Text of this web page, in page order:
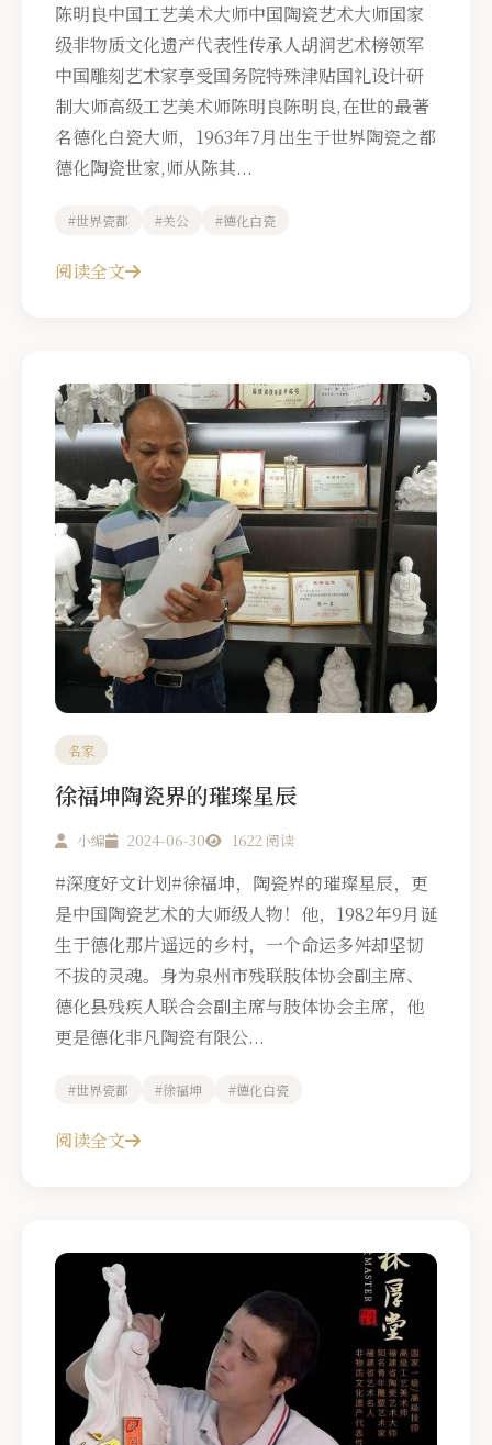
陈明良中国工艺美术大师中国陶瓷艺术大师国家
级非物质文化遗产代表性传承人胡润艺术榜领军
中国雕刻艺术家享受国务院特殊津贴国礼设计研
制大师高级工艺美术师陈明良陈明良,在世的最著
名德化白瓷大师，1963年7月出生于世界陶瓷之都
德化陶瓷世家,师从陈其...
#世界瓷都 #关公 #德化白瓷
阅读全文
名家
徐福坤陶瓷界的璀璨星辰
小编 2024-06-30 1622 阅读
#深度好文计划#徐福坤，陶瓷界的璀璨星辰，更
是中国陶瓷艺术的大师级人物！他，1982年9月诞
生于德化那片遥远的乡村，一个命运多舛却坚韧
不拔的灵魂。身为泉州市残联肢体协会副主席、
德化县残疾人联合会副主席与肢体协会主席，他
更是德化非凡陶瓷有限公...
#世界瓷都 #徐福坤 #德化白瓷
阅读全文